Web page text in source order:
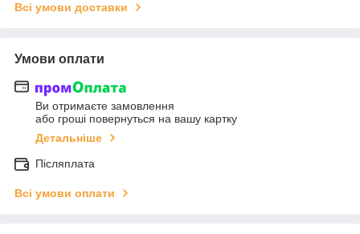
Всі умови доставки
Умови оплати
Ви отримаєте замовлення
або гроші повернуться на вашу картку
Детальніше
Післяплата
Всі умови оплати